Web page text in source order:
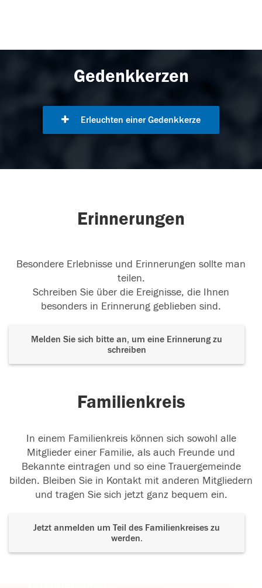
Gedenkkerzen
Erleuchten einer Gedenkkerze
Erinnerungen
Besondere Erlebnisse und Erinnerungen sollte man
teilen.
Schreiben Sie über die Ereignisse, die Ihnen
besonders in Erinnerung geblieben sind.
Melden Sie sich bitte an, um eine Erinnerung zu
schreiben
Familienkreis
In einem Familienkreis können sich sowohl alle
Mitglieder einer Familie, als auch Freunde und
Bekannte eintragen und so eine Trauergemeinde
bilden. Bleiben Sie in Kontakt mit anderen Mitgliedern
und tragen Sie sich jetzt ganz bequem ein.
Jetzt anmelden um Teil des Familienkreises zu
werden.